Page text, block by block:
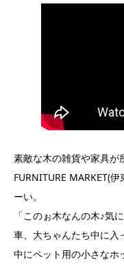
素敵な木の雑貨や家具が
FURNITURE MARKET(
ーい。
「このぉ木なんの木♪気
車、大ちゃんたち中に入
中にペット用の小さなホ